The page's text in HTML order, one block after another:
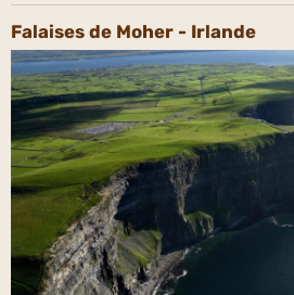
Falaises de Moher - Irlande